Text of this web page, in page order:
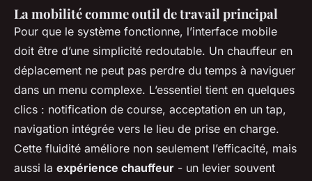
La mobilité comme outil de travail principal
Pour que le système fonctionne, l’interface mobile
doit être d’une simplicité redoutable. Un chauffeur en
déplacement ne peut pas perdre du temps à naviguer
dans un menu complexe. L’essentiel tient en quelques
clics : notification de course, acceptation en un tap,
navigation intégrée vers le lieu de prise en charge.
Cette fluidité améliore non seulement l’efficacité, mais
aussi la expérience chauffeur - un levier souvent